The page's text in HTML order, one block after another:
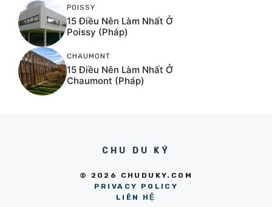
POISSY
15 Điều Nên Làm Nhất Ở
Poissy (Pháp)
CHAUMONT
15 Điều Nên Làm Nhất Ở
Chaumont (Pháp)
CHU DU KÝ
© 2026 CHUDUKY.COM
PRIVACY POLICY
LIÊN HỆ